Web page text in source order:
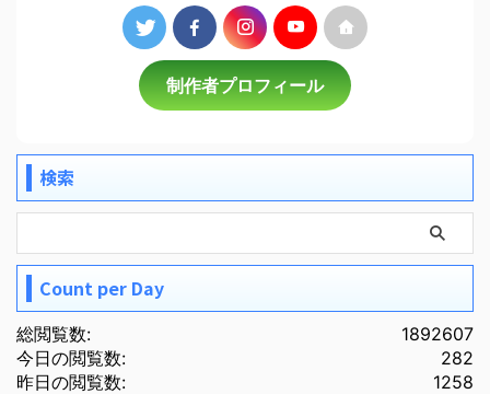
制作者プロフィール
検索
Count per Day
1892607
総閲覧数:
282
今日の閲覧数:
1258
昨日の閲覧数: